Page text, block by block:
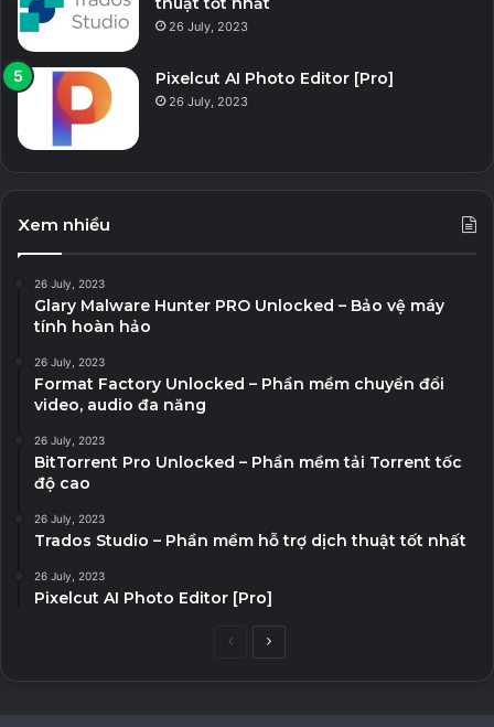
26 July, 2023
Pixelcut AI Photo Editor [Pro]
26 July, 2023
Xem nhiều
26 July, 2023
Glary Malware Hunter PRO Unlocked – Bảo vệ máy
tính hoàn hảo
26 July, 2023
Format Factory Unlocked – Phần mềm chuyển đổi
video, audio đa năng
26 July, 2023
BitTorrent Pro Unlocked – Phần mềm tải Torrent tốc
độ cao
26 July, 2023
Trados Studio – Phần mềm hỗ trợ dịch thuật tốt nhất
26 July, 2023
Pixelcut AI Photo Editor [Pro]
PreviousNext